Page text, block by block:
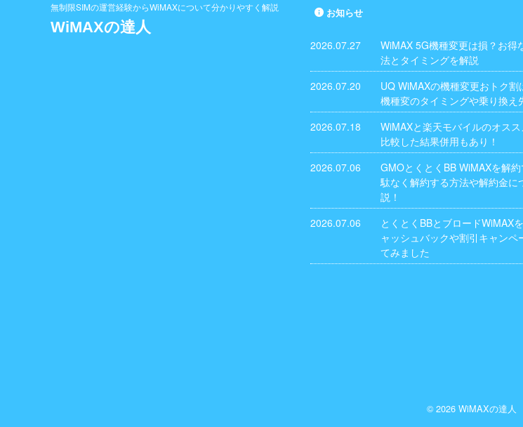
お知らせ
2026.07.27
WiMAX 5G機種変更は損？お得
法とタイミングを解説
2026.07.20
UQ WiMAXの機種変更おトク割
機種変のタイミングや乗り換え
2026.07.18
WiMAXと楽天モバイルのオス
比較した結果併用もあり！
2026.07.06
GMOとくとくBB WiMAXを解
駄なく解約する方法や解約金に
説！
2026.07.06
とくとくBBとブロードWiMAX
ャッシュバックや割引キャンペ
てみました
無制限SIMの運営経験からWiMAXについて分かりやすく解説
WiMAXの達人
© 2026 WiMAXの達人